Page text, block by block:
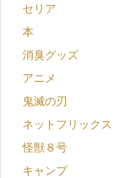
セリア
本
消臭グッズ
アニメ
鬼滅の刃
ネットフリックス
怪獣８号
キャンプ